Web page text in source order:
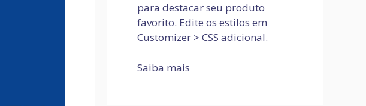
para destacar seu produto
favorito. Edite os estilos em
Customizer > CSS adicional.
Saiba mais